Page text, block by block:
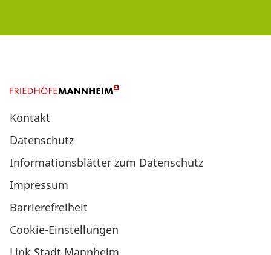
Kontakt
Datenschutz
Informationsblätter zum Datenschutz
Impressum
Barrierefreiheit
Cookie-Einstellungen